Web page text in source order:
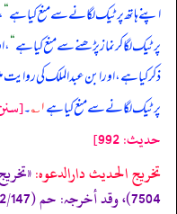
اپنے ہاتھ پر ٹیک لگانے سے منع کیا ہے“
پر ٹیک لگا کر نماز پڑھنے سے منع کیا ہے“
ذکر کیا ہے، اور ابن عبدالملک کی
پر ٹیک لگانے سے منع کیا ہے۱؎ ۔
حدیث: 992]
تخریج الحدیث دارالدعوہ:
7504)، وقد أخرجہ: حم (2/147) (صحیح)»